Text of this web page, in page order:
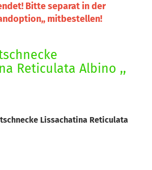
Bitte separat in der
mitbestellen!
Reticulata Albino ,,
Lissachatina Reticulata